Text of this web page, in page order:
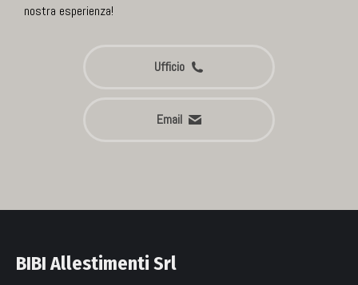
nostra esperienza!
Ufficio
Email
BIBI Allestimenti Srl